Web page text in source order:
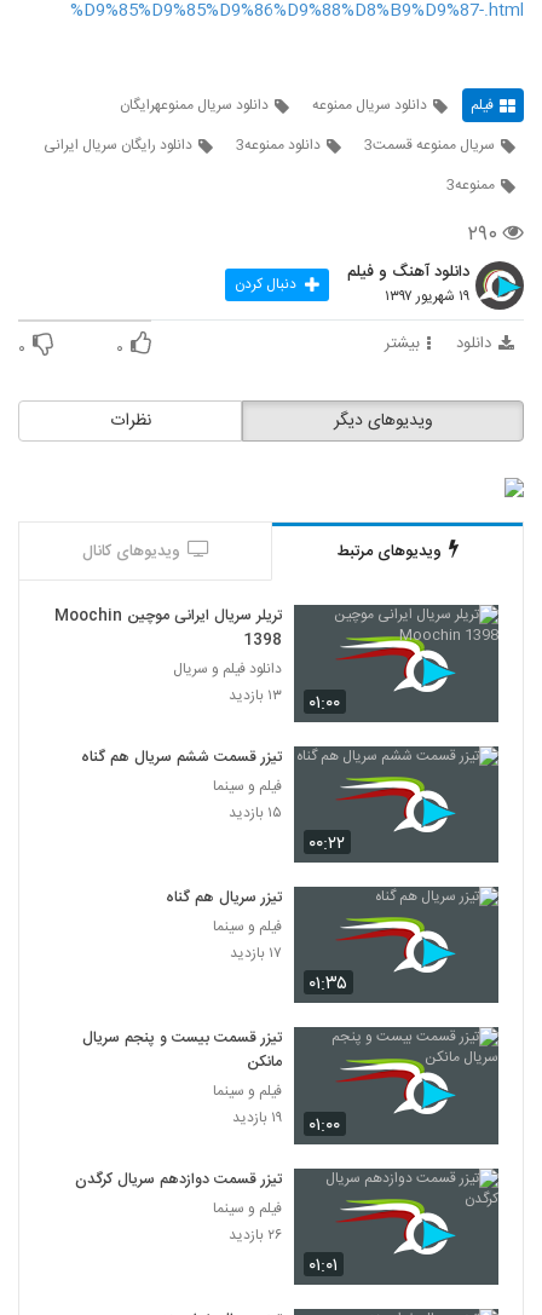
%D9%85%D9%85%D9%86%D9%88%D8%B9%D9%87-.html
فیلم دانلود سریال ممنوعه
دانلود سریال ممنوعهرایگان
سريال ممنوعه قسمت3
دانلود ممنوعه3
دانلود رایگان سریال ایرانی
ممنوعه3
۲۹۰
دانلود آهنگ و فیلم
۱۹ شهریور ۱۳۹۷ دنبال کردن
دانلود بیشتر ۰ ۰
نظرات ویدیوهای دیگر
ویدیوهای مرتبط ویدیوهای کانال
۰۱:۰۰
تریلر سریال ایرانی موچین Moochin
1398
دانلود فیلم و سریال
۱۳ بازدید
۰۰:۲۲
تیزر قسمت ششم سریال هم گناه
فیلم و سینما
۱۵ بازدید
۰۱:۳۵
تیزر سریال هم گناه
فیلم و سینما
۱۷ بازدید
۰۱:۰۰
تیزر قسمت بیست و پنجم سریال
مانکن
فیلم و سینما
۱۹ بازدید
۰۱:۰۱
تیزر قسمت دوازدهم سریال کرگدن
فیلم و سینما
۲۶ بازدید